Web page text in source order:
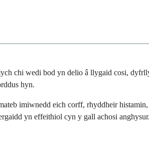
chi wedi bod yn delio â llygaid cosi,
hyn.
imiwnedd eich corff, rhyddheir
yn effeithiol cyn y gall achosi anghysur.